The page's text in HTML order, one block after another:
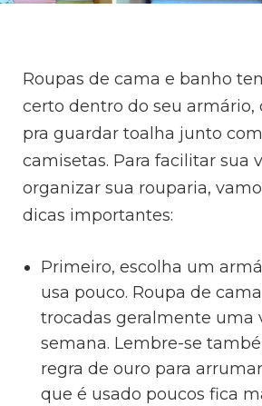
Roupas de cama e banho
certo dentro do seu armário,
pra guardar toalha junto
camisetas. Para facilitar sua
organizar sua rouparia,
dicas importantes:
Primeiro, escolha um
usa pouco. Roupa de
trocadas geralmente uma
semana. Lembre-se
regra de ouro para
que é usado poucos fica